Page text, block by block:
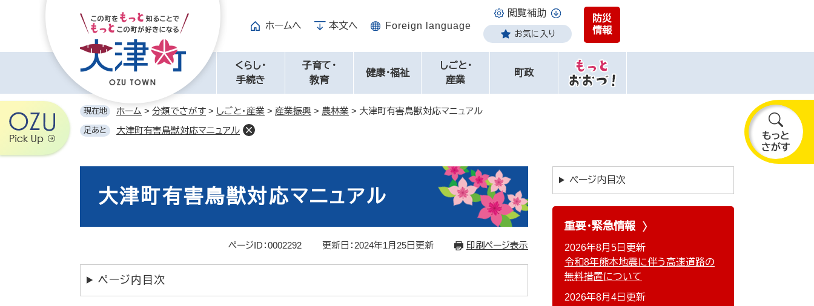
の
で
ー
ば
て
ホームへ 本文へ Foreign language
閲覧補助
お気に入り
防災
情報
くらし・
手続き
子育て・
教育
健康・福祉
しごと・
産業
町政
も
っ
現在地 ホーム > 分類でさがす > しごと・産業 > 産業振興 > 農林業 > 大津町有害鳥獣対応マニュアル
足あと 大津町有害鳥獣対応マニュアル
大津町有害鳥獣対応マニュアル
ページID：0002292 更新日：2024年1月25日更新 印刷ページ表示
ページ内目次
ページ内目次
重要・緊急情報
2026年8月5日更新
令和8年熊本地震に伴う高速道路の
無料措置について
2026年8月4日更新